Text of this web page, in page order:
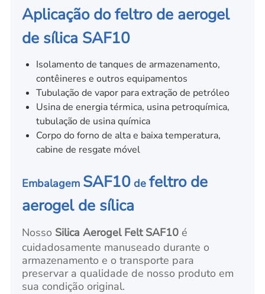
Aplicação do feltro de aerogel
de sílica SAF10
Isolamento de tanques de armazenamento,
contêineres e outros equipamentos
Tubulação de vapor para extração de petróleo
Usina de energia térmica, usina petroquímica,
tubulação de usina química
Corpo do forno de alta e baixa temperatura,
cabine de resgate móvel
Embalagem SAF10 defeltro de
aerogel de sílica
Nosso Silica Aerogel Felt SAF10 é
cuidadosamente manuseado durante o
armazenamento e o transporte para
preservar a qualidade de nosso produto em
sua condição original.